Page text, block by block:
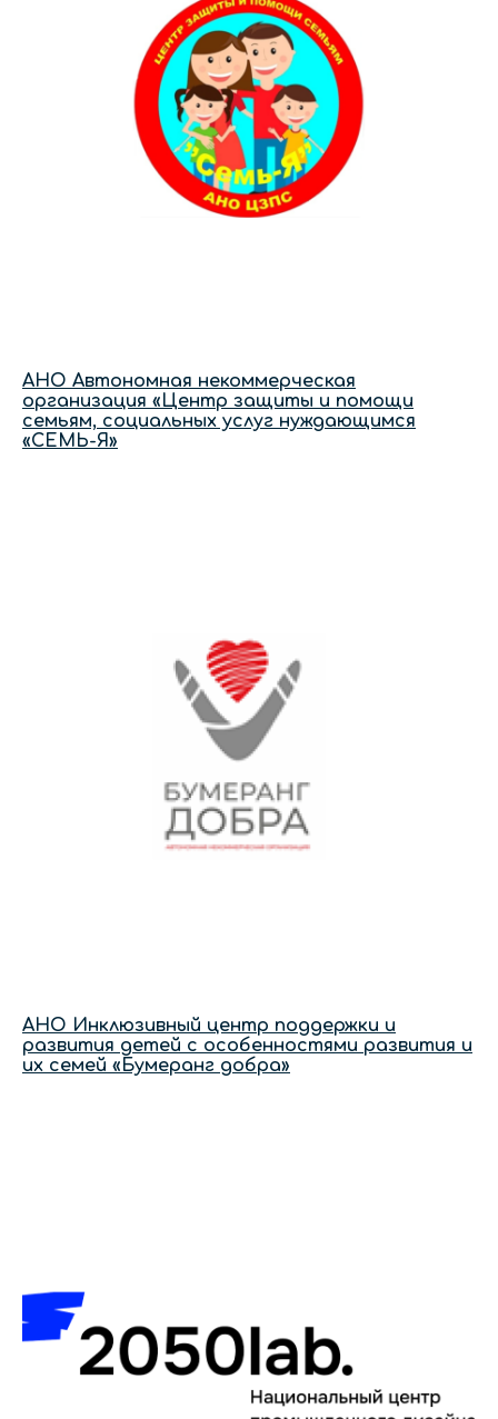
АНО Автономная некоммерческая
организация «Центр защиты и помощи
семьям, социальных услуг нуждающимся
«СЕМЬ-Я»
АНО Инклюзивный центр поддержки и
развития детей с особенностями развития и
их семей «Бумеранг добра»